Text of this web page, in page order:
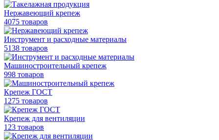
Нержавеющий крепеж
4075 товаров
Инструмент и расходные материалы
5138 товаров
Машиностроительный крепеж
998 товаров
Крепеж ГОСТ
1275 товаров
Крепеж для вентиляции
123 товаров